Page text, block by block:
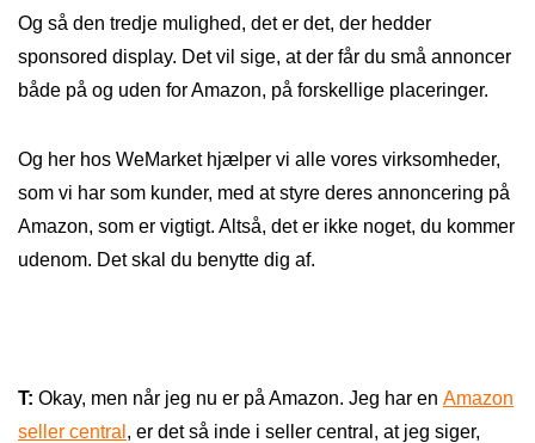
Og så den tredje mulighed, det er det, der hedder
sponsored display. Det vil sige, at der får du små annoncer
både på og uden for Amazon, på forskellige placeringer.
Og her hos WeMarket hjælper vi alle vores virksomheder,
som vi har som kunder, med at styre deres annoncering på
Amazon, som er vigtigt. Altså, det er ikke noget, du kommer
udenom. Det skal du benytte dig af.
T: Okay, men når jeg nu er på Amazon. Jeg har en Amazon
seller central , er det så inde i seller central, at jeg siger,